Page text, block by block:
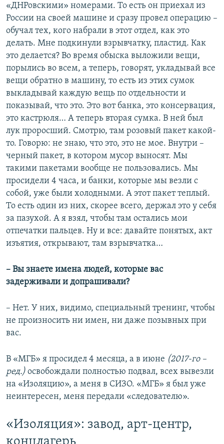
«ДНРовскими» номерами. То есть он приехал из
России на своей машине и сразу провел операцию –
обучал тех, кого набрали в этот отдел, как это
делать. Мне подкинули взрывчатку, пластид. Как
это делается? Во время обыска выложили вещи,
порылись во всем, а теперь, говорят, укладывай все
вещи обратно в машину, то есть из этих сумок
выкладывай каждую вещь по отдельности и
показывай, что это. Это вот банка, это консервация,
это кастрюля… А теперь вторая сумка. В ней был
лук проросший. Смотрю, там розовый пакет какой-
то. Говорю: не знаю, что это, это не мое. Внутри – ​
черный пакет, в котором мусор выносят. Мы
такими пакетами вообще не пользовались. Мы
просидели 4 часа, и банки, которые мы везли с
собой, уже были холодными. А этот пакет теплый.
То есть один из них, скорее всего, держал это у себя
за пазухой. А я взял, чтобы там остались мои
отпечатки пальцев. Ну и все: давайте понятых, акт
изъятия, открывают, там взрывчатка…
– Вы знаете имена людей, которые вас
задерживали и допрашивали?
– Нет. У них, видимо, специальный тренинг, чтобы
не произносить ни имен, ни даже позывных при
вас.
В «МГБ» я просидел 4 месяца, а в июне (2017-го –
ред.) освобождали полностью подвал, всех вывезли
на «Изоляцию», а меня в СИЗО. «МГБ» я был уже
неинтересен, меня передали «следователю».
«​Изоляция»​: завод, арт-центр,